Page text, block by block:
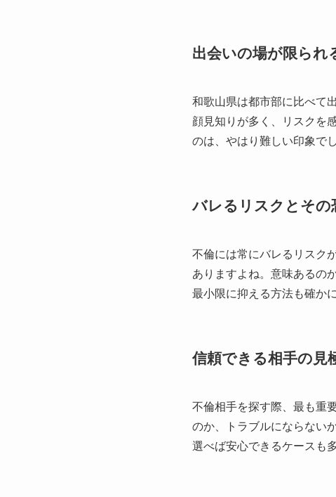
出会いの場が限られ
和歌山県は都市部に比べて
顔見知りが多く、リスクを
のは、やはり難しい印象でし
バレるリスクとその
不倫には常にバレるリスク
ありますよね。意味あるの
最小限に抑える方法も確か
信頼できる相手の見
不倫相手を探す際、最も重
のか、トラブルにならない
選べば安心できるケースも